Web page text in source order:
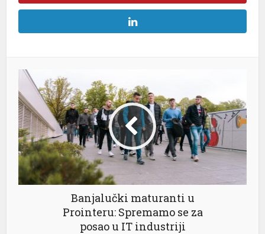
Banjalučki maturanti u
Prointeru: Spremamo se za
posao u IT industriji